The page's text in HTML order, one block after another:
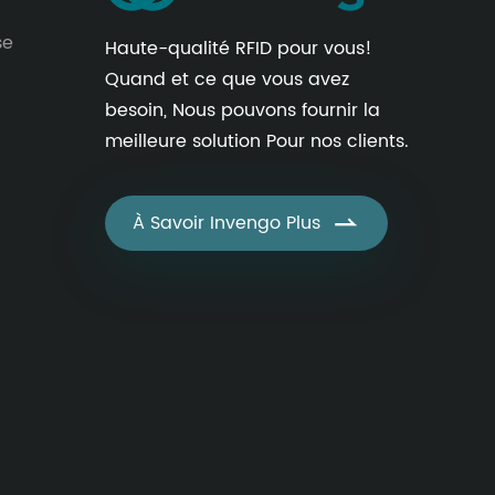
Haute-qualité RFID pour vous!
Quand et ce que vous avez
besoin, Nous pouvons fournir la
meilleure solution Pour nos clients.
À Savoir Invengo Plus 